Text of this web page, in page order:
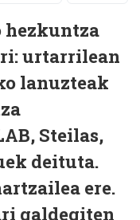
hezkuntza
urtarrilean
lanuzteak
Steilas,
deituta.
ere.
galdegiten